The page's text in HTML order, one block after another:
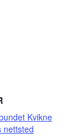
Kvikne
nettsted